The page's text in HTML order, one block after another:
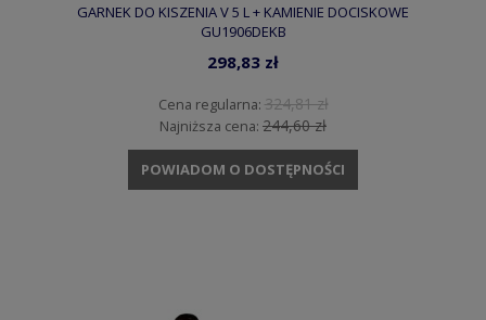
GARNEK DO KISZENIA V 5 L + KAMIENIE DOCISKOWE
GU1906DEKB
298,83 zł
Cena regularna: 324,81 zł
Najniższa cena: 244,60 zł
POWIADOM O DOSTĘPNOŚCI